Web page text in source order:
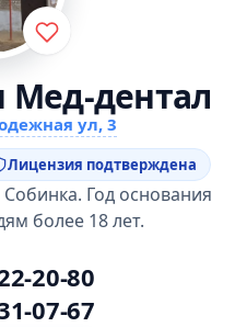
Мед-дентал
ул, 3
Лицензия подтверждена
Год основания
более 18 лет.
20-80
07-67